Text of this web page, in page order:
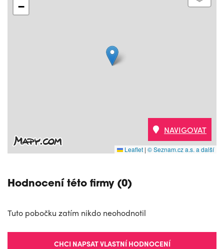
−
Leaflet | © Seznam.cz a.s. a další
NAVIGOVAT
Hodnocení této firmy (0)
Tuto pobočku zatím nikdo neohodnotil
CHCI NAPSAT VLASTNÍ HODNOCENÍ